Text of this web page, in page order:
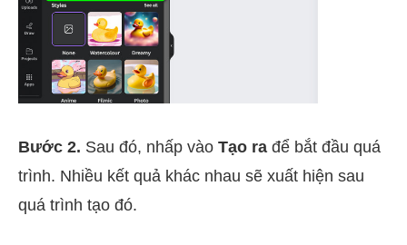
Bước 2. Sau đó, nhấp vào Tạo ra để bắt đầu quá
trình. Nhiều kết quả khác nhau sẽ xuất hiện sau
quá trình tạo đó.